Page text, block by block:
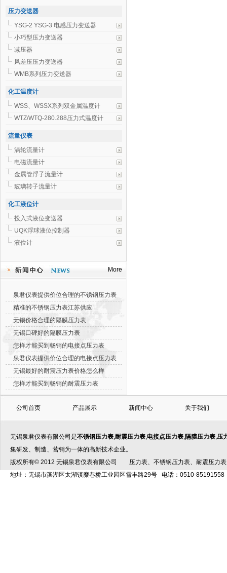
压力变送器
YSG-2 YSG-3 电感压力变送器
小巧型压力变送器
减压器
风差压压力变送器
WMB系列压力变送器
化工温度计
WSS、WSSX系列双金属温度计
WTZ/WTQ-280.288压力式温度计
流量仪表
涡轮流量计
电磁流量计
金属管浮子流量计
玻璃转子流量计
化工液位计
投入式液位变送器
UQK浮球液位控制器
液位计
More
泉君仪表提供价位合理的不锈钢压力表
精准的不锈钢压力表江苏供应
无锡价格合理的隔膜压力表
无锡口碑好的隔膜压力表
怎样才能买到畅销的电接点压力表
泉君仪表提供价位合理的电接点压力表
无锡最好的耐震压力表价格怎么样
怎样才能买到畅销的耐震压力表
公司首页 产品展示 新闻中心 关于我们
无锡泉君仪表有限公司是不锈钢压力表,耐震压力表,电接点压力表,隔膜压力表,压
集研发、制造、营销为一体的高新技术企业。
版权所有© 2012 无锡泉君仪表有限公司 压力表、 不锈钢压力表、 耐震压力表
地址：无锡市滨湖区太湖镇糜巷桥工业园区雪丰路29号 电话：0510-